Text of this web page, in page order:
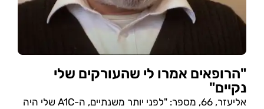
"הרופאים אמרו לי שהעורקים שלי
נקיים"
אליעזר, 66, מספר: "לפני יותר משנתיים, ה-A1C שלי היה